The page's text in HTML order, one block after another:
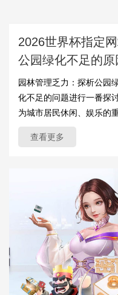
2026世界杯指定
公园绿化不足的原
园林管理乏力：探析公园
化不足的问题进行一番探
为城市居民休闲、娱乐的
查看更多